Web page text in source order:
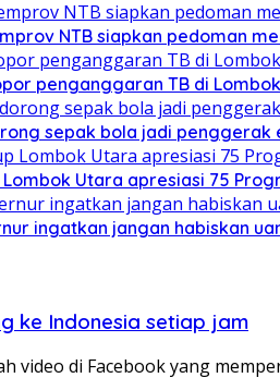
NTB siapkan pedoman
penganggaran TB di
sepak bola jadi penggerak
Utara apresiasi 75
ingatkan jangan habiskan
ke Indonesia setiap jam
video di Facebook yang